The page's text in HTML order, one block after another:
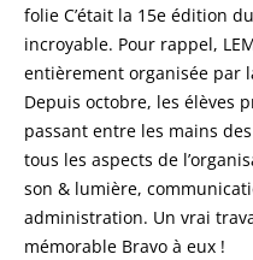
folie C’était la 15e édition
incroyable. Pour rappel,
entièrement organisée par
Depuis octobre, les élèves
passant entre les mains
tous les aspects de
son & lumière,
administration. Un vrai
mémorable Bravo à eux !